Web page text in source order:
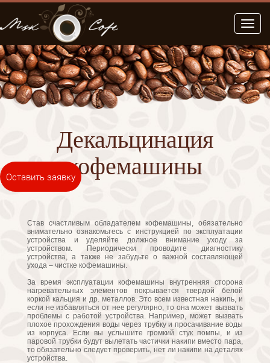
Меню
Декальцинация
кофемашины
Став счастливым обладателем кофемашины, обязательно
внимательно ознакомьтесь с инструкцией по эксплуатации
устройства и уделяйте должное внимание уходу за
устройством. Периодически проводите диагностику
устройства, а также не забудьте о важной составляющей
ухода – чистке кофемашины.
За время эксплуатации кофемашины внутренняя сторона
нагревательных элементов покрывается твердой белой
коркой кальция и др. металлов. Это всем известная накипь, и
если не избавляться от нее регулярно, то она может вызвать
проблемы с работой устройства. Например, может вызвать
плохое прохождения воды через трубку и просачивание воды
из корпуса. Если вы услышите громкий стук помпы, и из
паровой трубки будут вылетать частички накипи вместо пара,
то обязательно следует проверить, нет ли накипи на деталях
устройства.
Оставить заявку